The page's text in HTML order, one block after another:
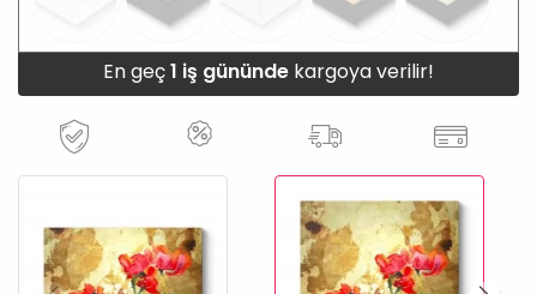
En geç1 iş gününde kargoya verilir!